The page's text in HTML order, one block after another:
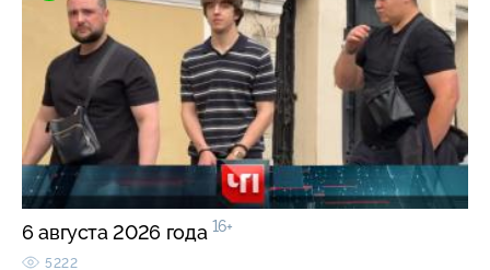
6 августа 2026 года 16+
5222